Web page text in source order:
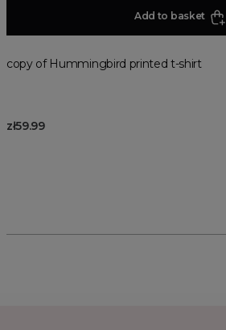
Add to basket
copy of Hummingbird printed t-shirt
zł59.99